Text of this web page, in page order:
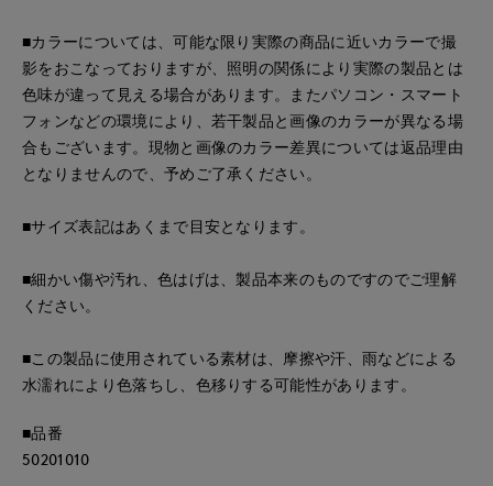
■カラーについては、可能な限り実際の商品に近いカラーで撮
影をおこなっておりますが、照明の関係により実際の製品とは
色味が違って見える場合があります。またパソコン・スマート
フォンなどの環境により、若干製品と画像のカラーが異なる場
合もございます。現物と画像のカラー差異については返品理由
となりませんので、予めご了承ください。
■サイズ表記はあくまで目安となります。
■細かい傷や汚れ、色はげは、製品本来のものですのでご理解
ください。
■この製品に使用されている素材は、摩擦や汗、雨などによる
水濡れにより色落ちし、色移りする可能性があります。
■品番
50201010